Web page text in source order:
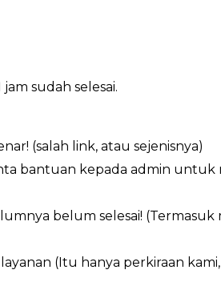
sudah selesai.
(salah link, atau sejenisnya)
bantuan kepada admin untuk
belum selesai!
(Itu hanya perkiraan